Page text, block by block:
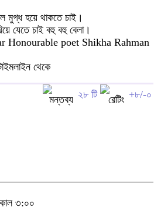
মুগ্ধ হয়ে থাকতে চাই।
যেতে চাই বহু বহু বেলা।
Honourable poet Shikha Rahman
থেকে
২৮ টি +৮/-০
৩:০০